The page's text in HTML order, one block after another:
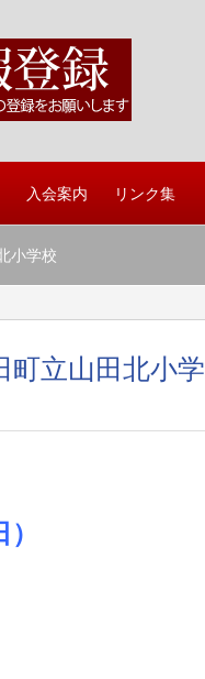
入会案内 リンク集
小学校
立山田北小学